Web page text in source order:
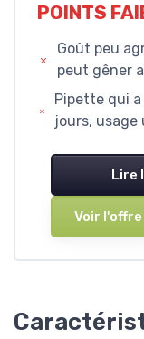
POINTS
Goût peu
peut gêner
Pipette qui
jours, usage
Lire
Voir l'offre